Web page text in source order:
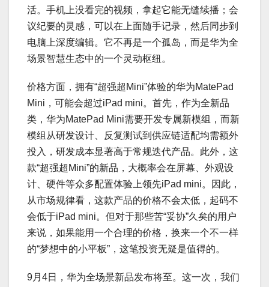
活。手机上没看完的视频，拿起它能无缝续播；会
议纪要的灵感，可以在上面随手记录，然后同步到
电脑上深度编辑。它不再是一个孤岛，而是华为全
场景智慧生态中的一个灵动枢纽。
价格方面，拥有“超强超Mini”体验的华为MatePad
Mini，可能会超过iPad mini。首先，作为全新品
类，华为MatePad Mini需要开发专属新模组，而新
模组从研发设计、反复测试到供应链适配均需额外
投入，研发成本显著高于常规迭代产品。此外，这
款“超强超Mini”的新品，大概率会在屏幕、外观设
计、硬件等众多配置体验上领先iPad mini。因此，
从市场规律看，这款产品的价格不会太低，起码不
会低于iPad mini。但对于那些苦“妥协”久矣的用户
来说，如果能用一个合理的价格，换来一个不一样
的“梦想中的小平板”，这笔投资无疑是值得的。
9月4日，华为全场景新品发布将至。这一次，我们